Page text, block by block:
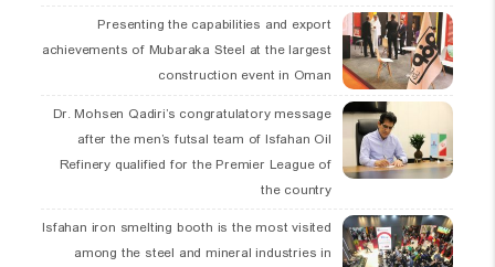
Presenting the capabilities and export
achievements of Mubaraka Steel at the largest
construction event in Oman
Dr. Mohsen Qadiri’s congratulatory message
after the men’s futsal team of Isfahan Oil
Refinery qualified for the Premier League of
the country
Isfahan iron smelting booth is the most visited
among the steel and mineral industries in